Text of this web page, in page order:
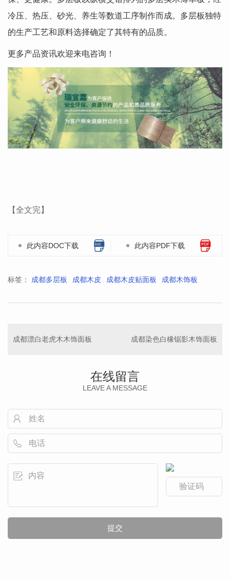
冷压、热压、砂光、养生等数道工序制作而成。多层板独特
的生产工艺和原料选择确定了其特有的品质。
更多产品资讯欢迎来电咨询！
【全文完】
此内容DOC下载 此内容PDF下载
标签： 成都多层板 成都木皮 成都木皮贴面板 成都木饰板
成都漂白老虎木木饰面板 成都染色白橡锯影木饰面板
在线留言
LEAVE A MESSAGE